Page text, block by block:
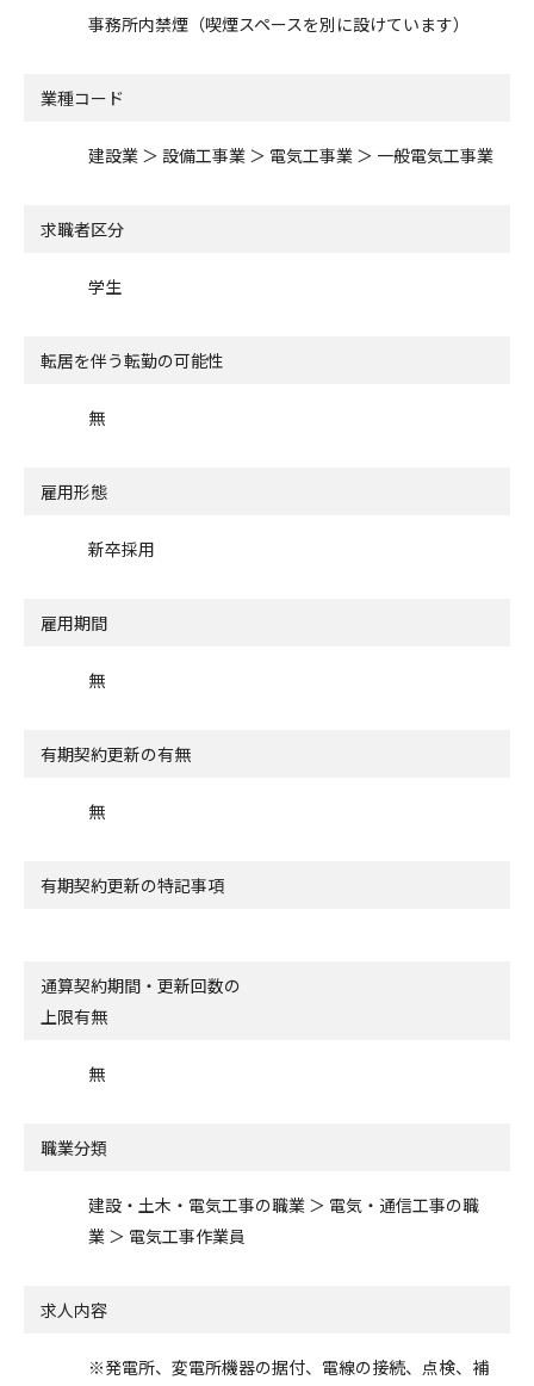
事務所内禁煙（喫煙スペースを別に設けています）
業種コード
建設業 ＞ 設備工事業 ＞ 電気工事業 ＞ 一般電気工事業
求職者区分
学生
転居を伴う転勤の可能性
無
雇用形態
新卒採用
雇用期間
無
有期契約更新の有無
無
有期契約更新の特記事項
通算契約期間・更新回数の
上限有無
無
職業分類
建設・土木・電気工事の職業 ＞ 電気・通信工事の職
業 ＞ 電気工事作業員
求人内容
※発電所、変電所機器の据付、電線の接続、点検、補